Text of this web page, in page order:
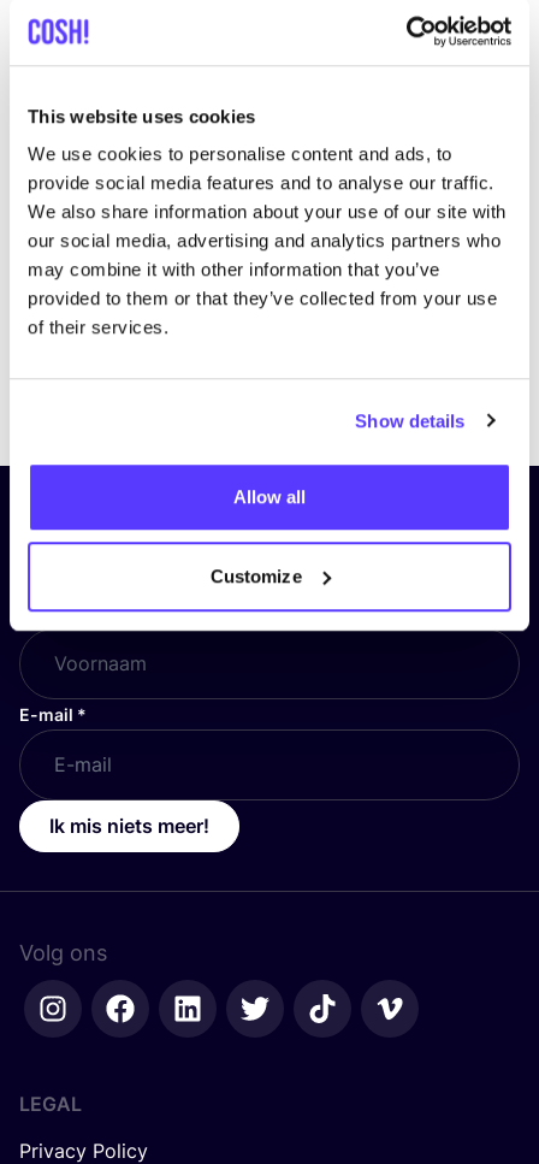
This website uses cookies
We use cookies to personalise content and ads, to
provide social media features and to analyse our traffic.
We also share information about your use of our site with
our social media, advertising and analytics partners who
may combine it with other information that you’ve
provided to them or that they’ve collected from your use
of their services.
Show details
Allow all
Customize
Previous
Next
Schrijf je in op onze nieuwsbrief
en blijf op de hoogte!
Voornaam*
E-mail *
Ik mis niets meer!
Volg ons
LEGAL
Privacy Policy